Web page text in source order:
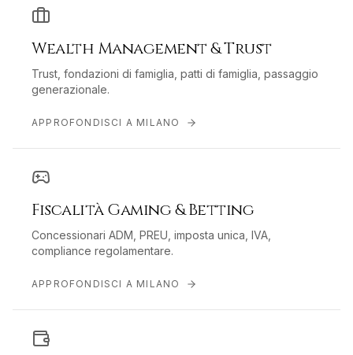
Wealth Management & Trust
Trust, fondazioni di famiglia, patti di famiglia, passaggio
generazionale.
APPROFONDISCI A MILANO
Fiscalità Gaming & Betting
Concessionari ADM, PREU, imposta unica, IVA,
compliance regolamentare.
APPROFONDISCI A MILANO